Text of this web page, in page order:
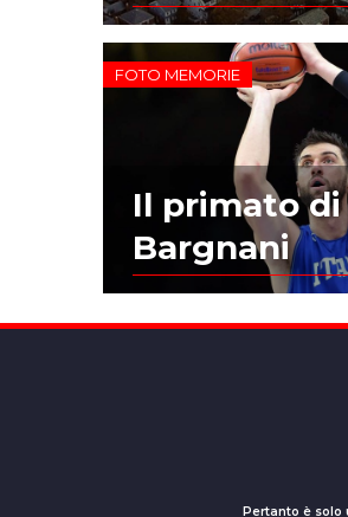
FOTO MEMORIE
Il primato di
Bargnani
Pertanto è solo